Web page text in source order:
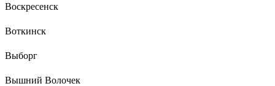
Воскресенск
Воткинск
Выборг
Вышний Волочек